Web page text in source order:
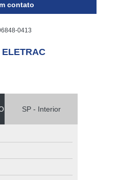
mecânica Embu
Francisco Morato
ARUJÁ
para 1000 kg Mairiporã
contato
0413
SP - Interior